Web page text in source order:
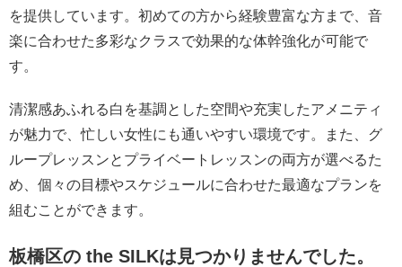
を提供しています。初めての方から経験豊富な方まで、音
楽に合わせた多彩なクラスで効果的な体幹強化が可能で
す。
清潔感あふれる白を基調とした空間や充実したアメニティ
が魅力で、忙しい女性にも通いやすい環境です。また、グ
ループレッスンとプライベートレッスンの両方が選べるた
め、個々の目標やスケジュールに合わせた最適なプランを
組むことができます。
板橋区の the SILKは見つかりませんでした。